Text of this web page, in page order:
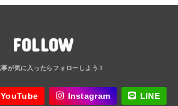
FOLLOW
YouTube Instagram LINE